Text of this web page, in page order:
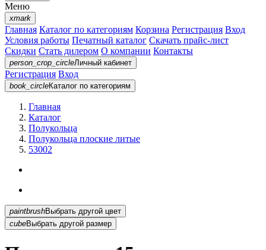
Меню
xmark
Главная Каталог по категориям Корзина Регистрация Вход
Условия работы Печатный каталог Скачать прайс-лист
Скидки Стать дилером О компании Контакты
person_crop_circleЛичный кабинет
Регистрация Вход
book_circleКаталог по категориям
Главная
Каталог
Полукольца
Полукольца плоские литые
53002
paintbrush
Выбрать другой цвет
cubeВыбрать другой размер